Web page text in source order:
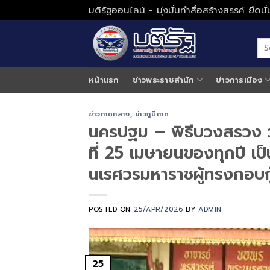
to
มติรัฐออนไลน์ - มุ่งมั่นทำสื่อสร้างสรรค์ ยึดมั่
หน้าแรก ข่าวพระราชสำนัก ข่าวการเมือง
ข่าวภาคกลาง, ข่าวภูมิภาค
นครปฐม – พิธีบวงสรวง
ที่ 25 เมษายนของทุกปี เ
นเรศวรมหาราชผู้ทรงกอบ
POSTED ON 25/APR/2026 BYADMIN
25